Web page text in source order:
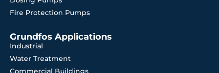
Fire Protection Pumps
Grundfos Applications
Industrial
Water Treatment
Commercial Buildings